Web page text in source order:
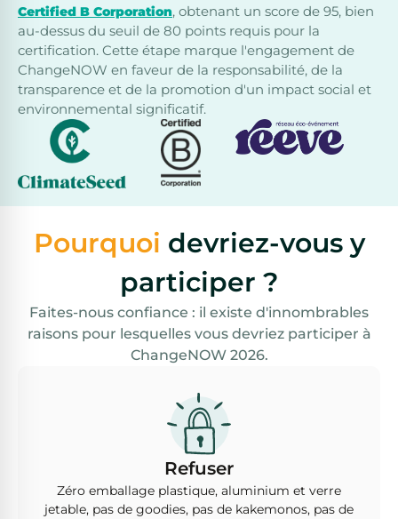
Certified B Corporation, obtenant un score de 95, bien
au-dessus du seuil de 80 points requis pour la
certification. Cette étape marque l'engagement de
ChangeNOW en faveur de la responsabilité, de la
transparence et de la promotion d'un impact social et
environnemental significatif.
Pourquoi devriez-vous y
participer ?
Faites-nous confiance : il existe d'innombrables
raisons pour lesquelles vous devriez participer à
ChangeNOW 2026.
Refuser
Zéro emballage plastique, aluminium et verre
jetable, pas de goodies, pas de kakemonos, pas de